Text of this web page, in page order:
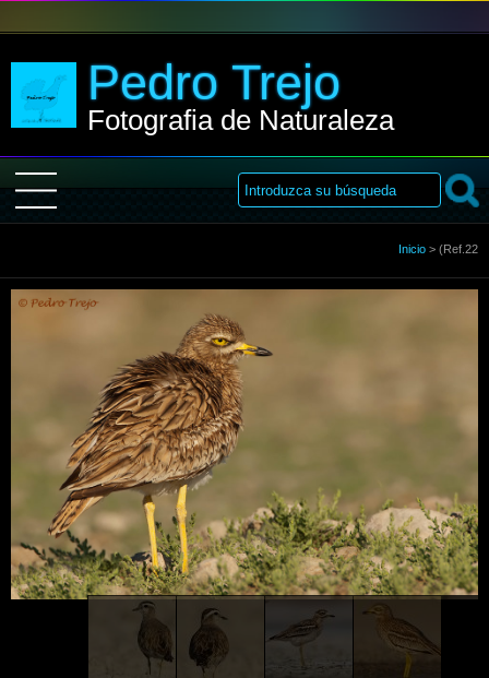
Pedro Trejo
Fotografia de Naturaleza
Sobre Mi
Libro de visitas
Enlaces
Contacto
Inicio > (Ref.22